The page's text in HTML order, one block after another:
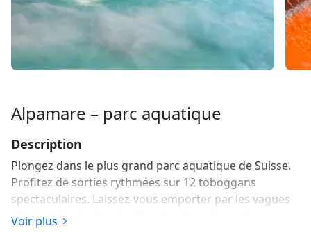
Alpamare – parc aquatique
Description
Plongez dans le plus grand parc aquatique de Suisse.
Profitez de sorties rythmées sur 12 toboggans
spectaculaires. Laissez-vous emporter par les vagues
et les courants dans les bassins d’aventure et
rechargez vos batteries dans l’espace bien-être.
Voir plus